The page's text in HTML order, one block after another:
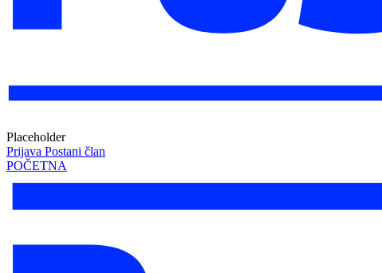
Placeholder
Prijava Postani član
POČETNA